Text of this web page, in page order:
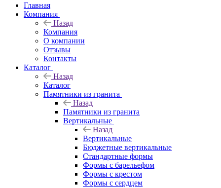
Главная
Компания
Назад
Компания
О компании
Отзывы
Контакты
Каталог
Назад
Каталог
Памятники из гранита
Назад
Памятники из гранита
Вертикальные
Назад
Вертикальные
Бюджетные вертикальные
Стандартные формы
Формы с барельефом
Формы с крестом
Формы с сердцем